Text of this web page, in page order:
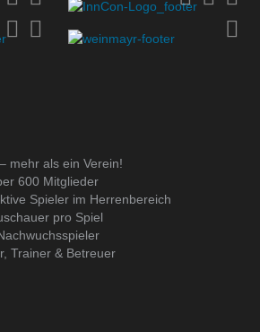
mehr als ein Verein!
600 Mitglieder
Spieler im Herrenbereich
pro Spiel
Trainer & Betreuer